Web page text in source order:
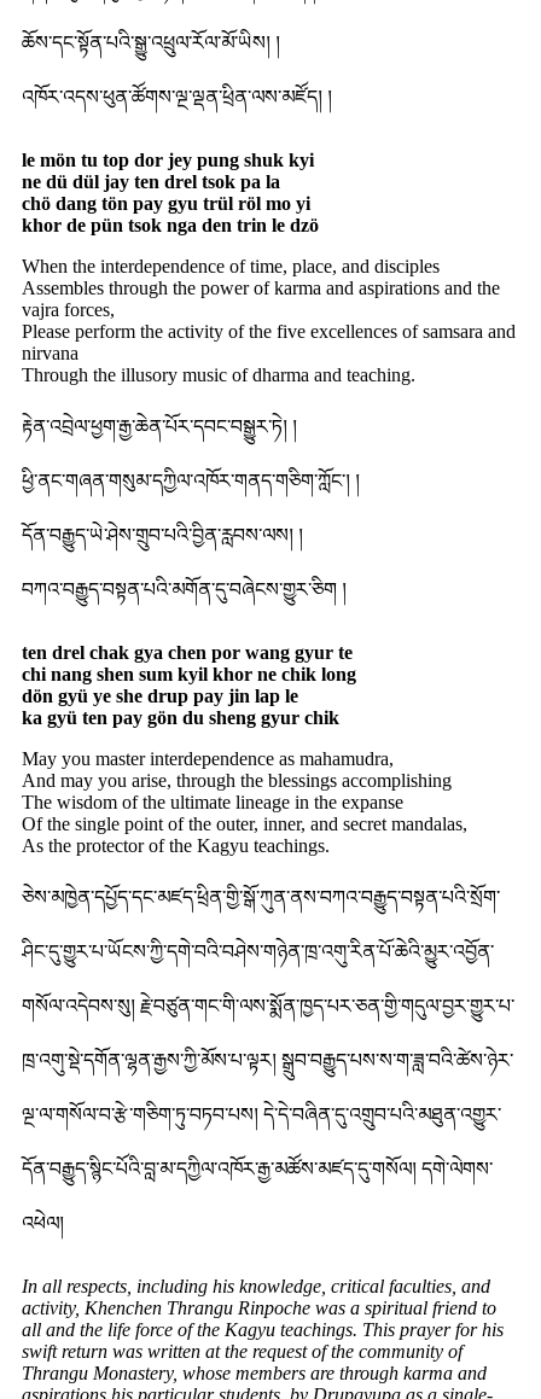
ཆོས་དང་སྟོན་པའི་སྒྱུ་འཕྲུལ་རོལ་མོ་ཡིས། །
འཁོར་འདས་ཕུན་ཚོགས་ལྔ་ལྡན་ཕྲིན་ལས་མཛོད། །
le mön tu top dor jey pung shuk kyi
ne dü dül jay ten drel tsok pa la
chö dang tön pay gyu trül röl mo yi
khor de pün tsok nga den trin le dzö
When the interdependence of time, place, and disciples
Assembles through the power of karma and aspirations and the
vajra forces,
Please perform the activity of the five excellences of samsara and
nirvana
Through the illusory music of dharma and teaching.
རྟེན་འབྲེལ་ཕྱག་རྒྱ་ཆེན་པོར་དབང་བསྒྱུར་ཏེ། །
ཕྱི་ནང་གཞན་གསུམ་དཀྱིལ་འཁོར་གནད་གཅིག་ཀློང་། །
དོན་བརྒྱུད་ཡེ་ཤེས་གྲུབ་པའི་བྱིན་རླབས་ལས། །
བཀའ་བརྒྱུད་བསྟན་པའི་མགོན་དུ་བཞེངས་གྱུར་ཅིག །
ten drel chak gya chen por wang gyur te
chi nang shen sum kyil khor ne chik long
dön gyü ye she drup pay jin lap le
ka gyü ten pay gön du sheng gyur chik
May you master interdependence as mahamudra,
And may you arise, through the blessings accomplishing
The wisdom of the ultimate lineage in the expanse
Of the single point of the outer, inner, and secret mandalas,
As the protector of the Kagyu teachings.
ཅེས་མཁྱེན་དཔྱོད་དང་མཛད་ཕྲིན་གྱི་སྒོ་ཀུན་ནས་བཀའ་བརྒྱུད་བསྟན་པའི་སྲོག་
ཤིང་དུ་གྱུར་པ་ཡོངས་ཀྱི་དགེ་བའི་བཤེས་གཉེན་ཁྲ་འགུ་རིན་པོ་ཆེའི་མྱུར་འབྱོན་
གསོལ་འདེབས་སུ། རྗེ་བཙུན་གང་གི་ལས་སྨོན་ཁྱད་པར་ཅན་གྱི་གདུལ་བྱར་གྱུར་པ་
ཁྲ་འགུ་སྡེ་དགོན་ལྷན་རྒྱས་ཀྱི་མོས་པ་ལྟར། སྒྲུབ་བརྒྱུད་པས་ས་ག་ཟླ་བའི་ཚེས་ཉེར་
ལྔ་ལ་གསོལ་བ་རྩེ་གཅིག་ཏུ་བཏབ་པས། དེ་དེ་བཞིན་དུ་འགྲུབ་པའི་མཐུན་འགྱུར་
དོན་བརྒྱུད་སྙིང་པོའི་བླ་མ་དཀྱིལ་འཁོར་རྒྱ་མཚོས་མཛད་དུ་གསོལ། དགེ་ལེགས་
འཕེལ།
In all respects, including his knowledge, critical faculties, and
activity, Khenchen Thrangu Rinpoche was a spiritual friend to
all and the life force of the Kagyu teachings. This prayer for his
swift return was written at the request of the community of
Thrangu Monastery, whose members are through karma and
aspirations his particular students, by Drupgyupa as a single-